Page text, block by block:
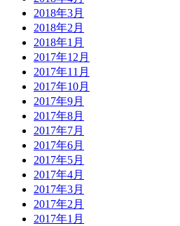
2018年3月
2018年2月
2018年1月
2017年12月
2017年11月
2017年10月
2017年9月
2017年8月
2017年7月
2017年6月
2017年5月
2017年4月
2017年3月
2017年2月
2017年1月